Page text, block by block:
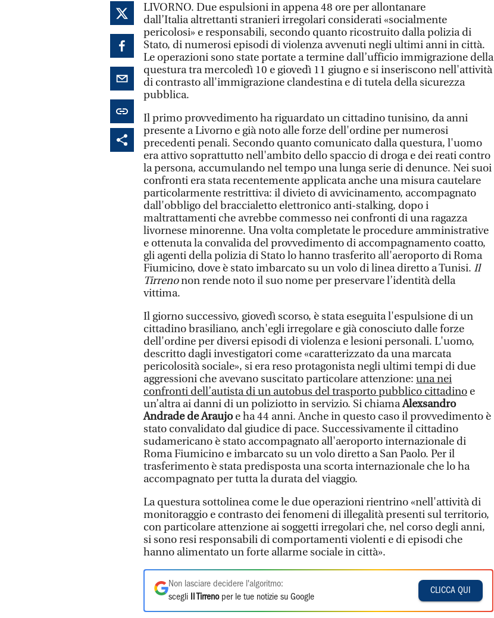
LIVORNO. Due espulsioni in appena 48 ore per allontanare
dall’Italia altrettanti stranieri irregolari considerati «socialmente
pericolosi» e responsabili, secondo quanto ricostruito dalla polizia di
Stato, di numerosi episodi di violenza avvenuti negli ultimi anni in città.
Le operazioni sono state portate a termine dall’ufficio immigrazione della
questura tra mercoledì 10 e giovedì 11 giugno e si inseriscono nell'attività
di contrasto all'immigrazione clandestina e di tutela della sicurezza
pubblica.
Il primo provvedimento ha riguardato un cittadino tunisino, da anni
presente a Livorno e già noto alle forze dell'ordine per numerosi
precedenti penali. Secondo quanto comunicato dalla questura, l'uomo
era attivo soprattutto nell'ambito dello spaccio di droga e dei reati contro
la persona, accumulando nel tempo una lunga serie di denunce. Nei suoi
confronti era stata recentemente applicata anche una misura cautelare
particolarmente restrittiva: il divieto di avvicinamento, accompagnato
dall'obbligo del braccialetto elettronico anti-stalking, dopo i
maltrattamenti che avrebbe commesso nei confronti di una ragazza
livornese minorenne. Una volta completate le procedure amministrative
e ottenuta la convalida del provvedimento di accompagnamento coatto,
gli agenti della polizia di Stato lo hanno trasferito all'aeroporto di Roma
Fiumicino, dove è stato imbarcato su un volo di linea diretto a Tunisi. Il
Tirrenonon rende noto il suo nome per preservare l’identità della
vittima.
Il giorno successivo, giovedì scorso, è stata eseguita l'espulsione di un
cittadino brasiliano, anch'egli irregolare e già conosciuto dalle forze
dell'ordine per diversi episodi di violenza e lesioni personali. L'uomo,
descritto dagli investigatori come «caratterizzato da una marcata
pericolosità sociale», si era reso protagonista negli ultimi tempi di due
aggressioni che avevano suscitato particolare attenzione: una nei
confronti dell’autista di un autobus del trasporto pubblico cittadino e
un’altra ai danni di un poliziotto in servizio. Si chiamaAlexsandro
Andrade de Araujoe ha 44 anni. Anche in questo caso il provvedimento è
stato convalidato dal giudice di pace. Successivamente il cittadino
sudamericano è stato accompagnato all'aeroporto internazionale di
Roma Fiumicino e imbarcato su un volo diretto a San Paolo. Per il
trasferimento è stata predisposta una scorta internazionale che lo ha
accompagnato per tutta la durata del viaggio.
La questura sottolinea come le due operazioni rientrino «nell'attività di
monitoraggio e contrasto dei fenomeni di illegalità presenti sul territorio,
con particolare attenzione ai soggetti irregolari che, nel corso degli anni,
si sono resi responsabili di comportamenti violenti e di episodi che
hanno alimentato un forte allarme sociale in città».
Non lasciare decidere l'algoritmo:
scegli
Il Tirrenoper le tue notizie su Google
CLICCA QUI